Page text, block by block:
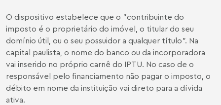
O dispositivo estabelece que o "contribuinte do
imposto é o proprietário do imóvel, o titular do seu
domínio útil, ou o seu possuidor a qualquer título". Na
capital paulista, o nome do banco ou da incorporadora
vai inserido no próprio carnê do IPTU. No caso de o
responsável pelo financiamento não pagar o imposto, o
débito em nome da instituição vai direto para a dívida
ativa.